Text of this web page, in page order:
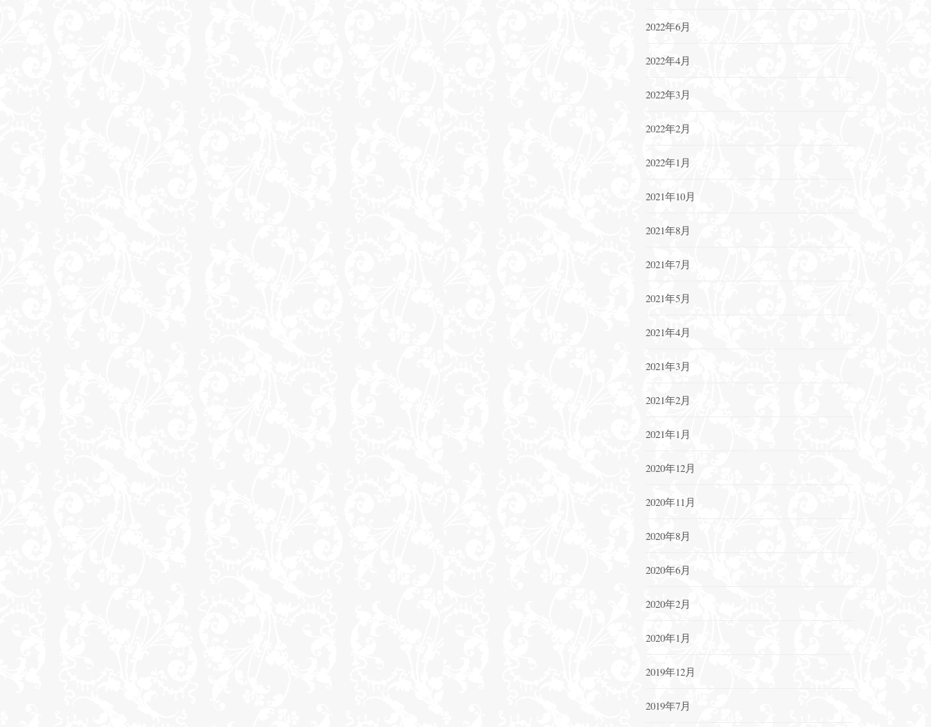
2022年6月
2022年4月
2022年3月
2022年2月
2022年1月
2021年10月
2021年8月
2021年7月
2021年5月
2021年4月
2021年3月
2021年2月
2021年1月
2020年12月
2020年11月
2020年8月
2020年6月
2020年2月
2020年1月
2019年12月
2019年7月